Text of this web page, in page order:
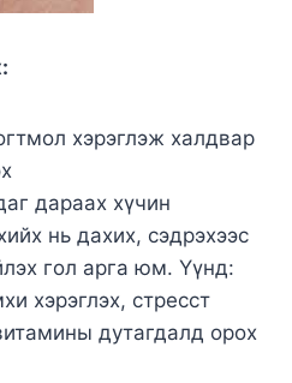
хэрэглэж халдвар
дараах хүчин
нь дахих, сэдрэхээс
гол арга юм. Үүнд:
хэрэглэх, стресст
дутагдалд орох